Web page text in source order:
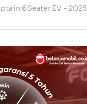
6Seater EV - 2025